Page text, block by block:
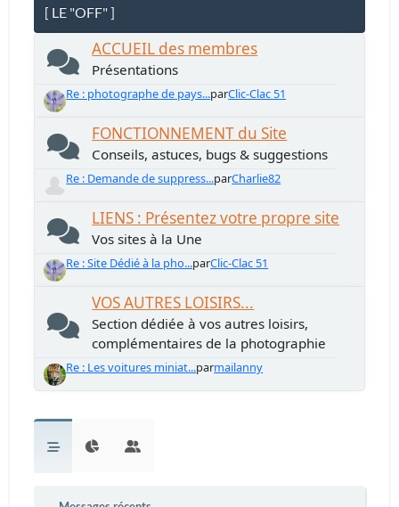
[ LE "OFF" ]
ACCUEIL des membres
Présentations
Re : photographe de pays...parClic-Clac 51
FONCTIONNEMENT du Site
Conseils, astuces, bugs & suggestions
Re : Demande de suppress...parCharlie82
LIENS : Présentez votre propre site
Vos sites à la Une
Re : Site Dédié à la pho...parClic-Clac 51
VOS AUTRES LOISIRS...
Section dédiée à vos autres loisirs,
complémentaires de la photographie
Re : Les voitures miniat...parmailanny